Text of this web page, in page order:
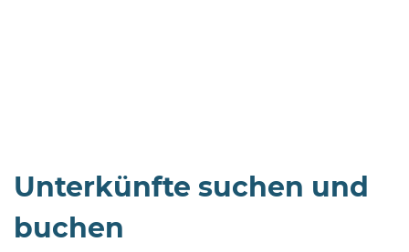
Unterkünfte suchen und
buchen